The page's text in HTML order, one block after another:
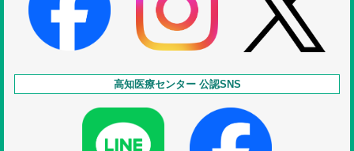
高知医療センター 公認SNS